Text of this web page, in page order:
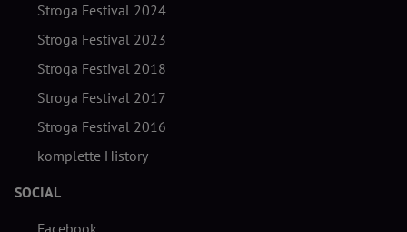
Stroga Festival 2024
Stroga Festival 2023
Stroga Festival 2018
Stroga Festival 2017
Stroga Festival 2016
komplette History
SOCIAL